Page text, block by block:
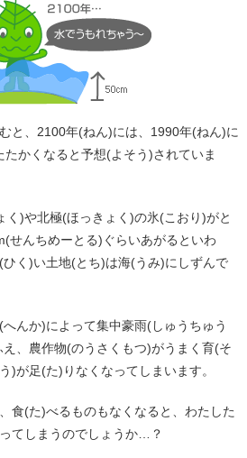
と、2100年(ねん)には、1990年(ねん)に
かくなると予想(よそう)されていま
く)や北極(ほっきょく)の氷(こおり)がと
せんちめーとる)ぐらいあがるといわ
く)い土地(とち)は海(うみ)にしずんで
んか)によって集中豪雨(しゅうちゅう
、農作物(のうさくもつ)がうまく育(そ
)が足(た)りなくなってしまいます。
食(た)べるものもなくなると、わたした
てしまうのでしょうか…？